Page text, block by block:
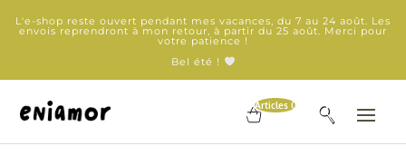
L'e-shop reste ouvert pendant mes vacances, du 7 au 24 août. Les
envois reprendront à mon retour, à partir du 25 août. Merci pour
votre patience !
Bel été !
Articles 0